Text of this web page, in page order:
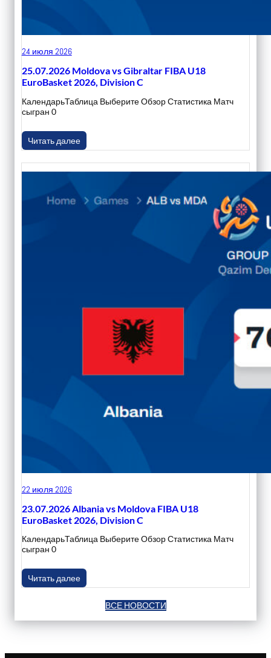
24 июля 2026
25.07.2026 Moldova vs Gibraltar FIBA U18
EuroBasket 2026, Division C
КалендарьТаблица Выберите Обзор Статистика Матч
сыгран 0
Читать далее
22 июля 2026
23.07.2026 Albania vs Moldova FIBA U18
EuroBasket 2026, Division C
КалендарьТаблица Выберите Обзор Статистика Матч
сыгран 0
Читать далее
ВСЕ НОВОСТИ